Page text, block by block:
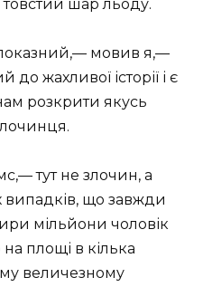
товстий шар льоду.
мовив я,—
жахливої історії і є
розкрити якусь
тут не злочин, а
що завжди
мільйони чоловік
площі в кілька
величезному